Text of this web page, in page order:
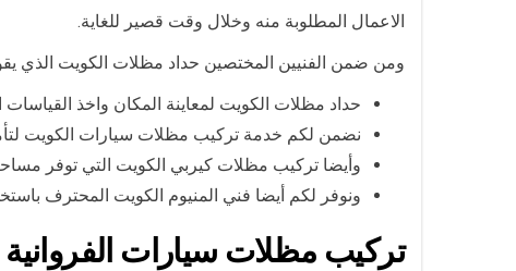
الاعمال المطلوبة منه وخلال وقت قصير للغاية.
ومن ضمن الفنيين المختصين حداد مظلات الكويت الذي
حداد مظلات الكويت لمعاينة المكان واخذ
نضمن لكم خدمة تركيب مظلات سيارات الكويت
وأيضا تركيب مظلات كيربي الكويت التي توفر
ونوفر لكم أيضا فني المنيوم الكويت المحترف
تركيب مظلات سيارات الفروانية